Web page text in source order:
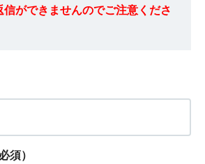
ができませんのでご注意くださ
須）